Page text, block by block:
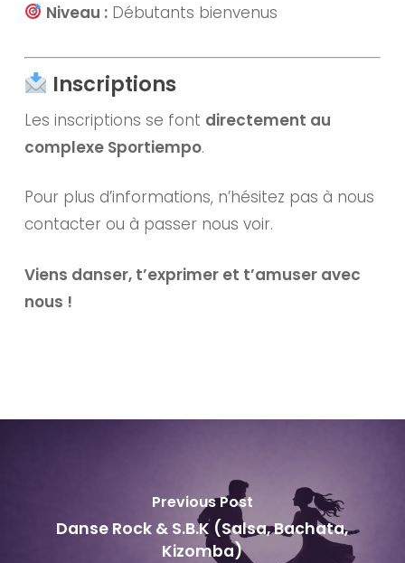
Niveau : Débutants bienvenus
Inscriptions
Les inscriptions se font directement au
complexe Sportiempo.
Pour plus d’informations, n’hésitez pas à nous
contacter ou à passer nous voir.
Viens danser, t’exprimer et t’amuser avec
nous !
Previous Post
Danse Rock & S.B.K (Salsa, Bachata,
Kizomba)